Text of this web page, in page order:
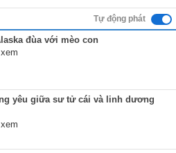
Tự động phát
đùa với mèo con
yêu giữa sư tử cái và linh dương